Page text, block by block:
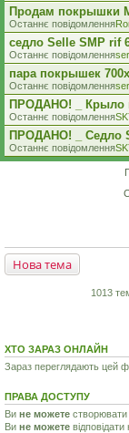
Продам покрышки
Останнє повідомлення
седло Selle SMP rif
Останнє повідомлення
пара покрышек
Останнє повідомлення
ПРОДАНО! _ Крыло
Останнє повідомлення
ПРОДАНО! _ Седло
Останнє повідомлення
Нова тема
1013
ХТО ЗАРАЗ ОНЛАЙН
Зараз переглядають цей
ПРАВА ДОСТУПУ
Ви не можете
Ви не можете